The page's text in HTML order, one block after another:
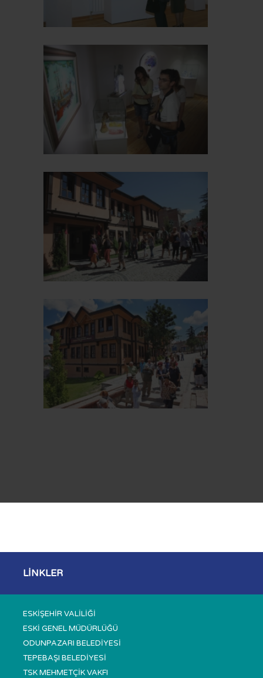
LİNKLER
ESKİŞEHİR VALİLİĞİ
ESKİ GENEL MÜDÜRLÜĞÜ
ODUNPAZARI BELEDİYESİ
TEPEBAŞI BELEDİYESİ
TSK MEHMETÇİK VAKFI